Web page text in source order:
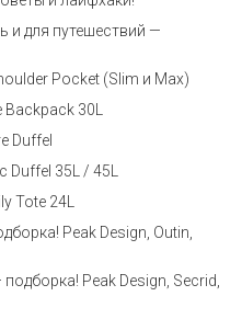
и для путешествий —
Pocket (Slim и Max)
30L
Duffel
35L / 45L
Tote 24L
Peak Design, Outin,
Peak Design, Secrid,